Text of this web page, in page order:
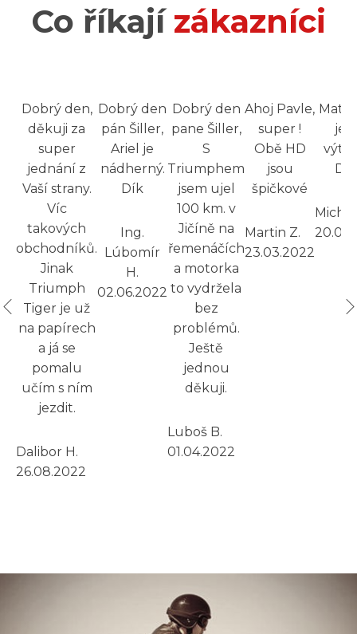
Co říkají zákazníci
Dobrý den,
děkuji za
super
jednání z
Vaší strany.
Víc
takových
obchodníků.
Jinak
Triumph
Tiger je už
na papírech
a já se
pomalu
učím s ním
jezdit.
Dalibor H.
26.08.2022
Dobrý den
pán Šiller,
Ariel je
nádherný.
Dík
Ing.
Lúbomír
H.
02.06.2022
Dobrý den
pane Šiller,
S
Triumphem
jsem ujel
100 km. v
Jičíně na
řemenáčích
a motorka
to vydržela
bez
problémů.
Ještě
jednou
děkuji.
Luboš B.
01.04.2022
Ahoj Pavle,
super !
Obě HD
jsou
špičkové
Martin Z.
23.03.2022